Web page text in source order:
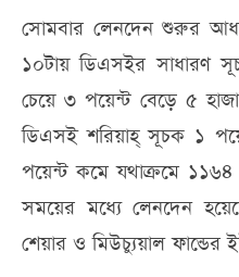
সোমবার লেনদেন শুরুর
১০টায় ডিএসইর সাধারণ
চেয়ে ৩ পয়েন্ট বেড়ে ৫
ডিএসই শরিয়াহ্ সূচক ১
পয়েন্ট কমে যথাক্রমে
সময়ের মধ্যে লেনদেন
শেয়ার ও মিউচ্যুয়াল ফান্ডের